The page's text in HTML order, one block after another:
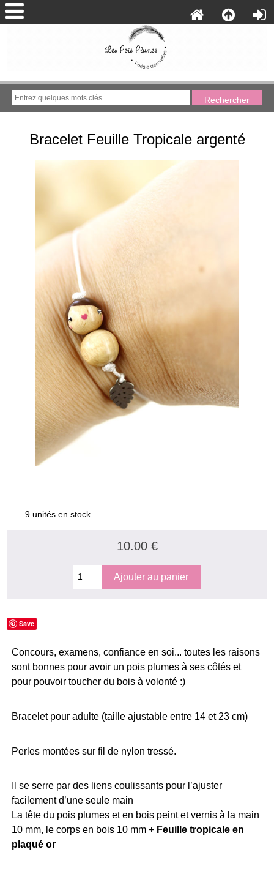
Bracelet Feuille Tropicale argenté
9 unités en stock
10.00 €
Save
Concours, examens, confiance en soi... toutes les raisons
sont bonnes pour avoir un pois plumes à ses côtés et
pour pouvoir toucher du bois à volonté :)
Bracelet pour adulte (taille ajustable entre 14 et 23 cm)
Perles montées sur fil de nylon tressé.
Il se serre par des liens coulissants pour l’ajuster
facilement d’une seule main
La tête du pois plumes et en bois peint et vernis à la main
10 mm, le corps en bois 10 mm + Feuille tropicale en
plaqué or